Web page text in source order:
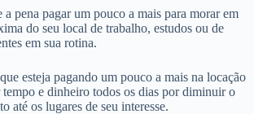
a pena pagar um pouco a mais para morar em
do seu local de trabalho, estudos ou de
em sua rotina.
esteja pagando um pouco a mais na locação
tempo e dinheiro todos os dias por diminuir o
até os lugares de seu interesse.